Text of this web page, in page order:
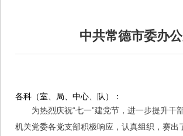
中共常德市委办
各科（室、局、中心、队）：
为热烈庆祝“七一”建党节，进一步提升干
机关党委各党支部积极响应，认真组织，赛